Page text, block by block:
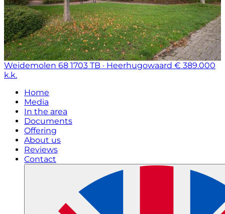
Weidemolen 68 1703 TB · Heerhugowaard € 389.000
k.k.
Home
Media
In the area
Documents
Offering
About us
Reviews
Contact